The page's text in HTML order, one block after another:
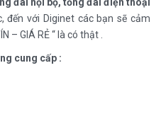
đài nội bộ, tổng đài điện thoại
đến với Diginet các bạn sẽ cảm
– GIÁ RẺ “ là có thật .
cung cấp :